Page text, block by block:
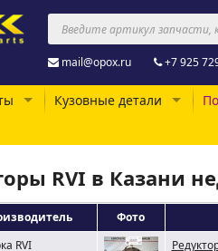
mail@opox.ru +7 925
Кузовные детали
RVI в Казани
Фото
RVI